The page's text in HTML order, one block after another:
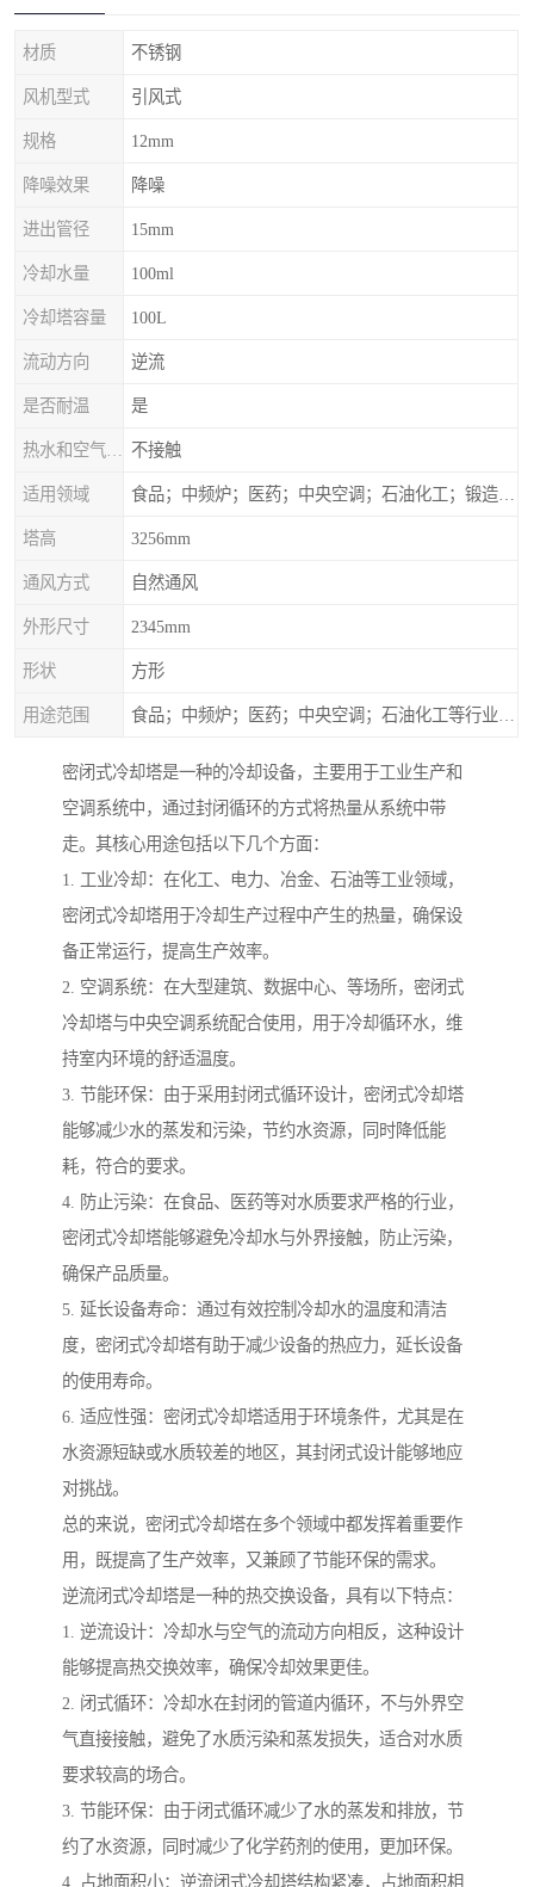
材质 不锈钢
风机型式 引风式
规格 12mm
降噪效果 降噪
进出管径 15mm
冷却水量 100ml
冷却塔容量 100L
流动方向 逆流
是否耐温 是
不接触
适用领域
塔高 3256mm
通风方式 自然通风
外形尺寸 2345mm
形状 方形
用途范围
密闭式冷却塔是一种的冷却设备，主要用于工业生产和
空调系统中，通过封闭循环的方式将热量从系统中带
走。其核心用途包括以下几个方面：
1. 工业冷却：在化工、电力、冶金、石油等工业领域，
密闭式冷却塔用于冷却生产过程中产生的热量，确保设
备正常运行，提高生产效率。
2. 空调系统：在大型建筑、数据中心、等场所，密闭式
冷却塔与中央空调系统配合使用，用于冷却循环水，维
持室内环境的舒适温度。
3. 节能环保：由于采用封闭式循环设计，密闭式冷却塔
能够减少水的蒸发和污染，节约水资源，同时降低能
耗，符合的要求。
4. 防止污染：在食品、医药等对水质要求严格的行业，
密闭式冷却塔能够避免冷却水与外界接触，防止污染，
确保产品质量。
5. 延长设备寿命：通过有效控制冷却水的温度和清洁
度，密闭式冷却塔有助于减少设备的热应力，延长设备
的使用寿命。
6. 适应性强：密闭式冷却塔适用于环境条件，尤其是在
水资源短缺或水质较差的地区，其封闭式设计能够地应
对挑战。
总的来说，密闭式冷却塔在多个领域中都发挥着重要作
用，既提高了生产效率，又兼顾了节能环保的需求。
逆流闭式冷却塔是一种的热交换设备，具有以下特点：
1. 逆流设计：冷却水与空气的流动方向相反，这种设计
能够提高热交换效率，确保冷却效果更佳。
2. 闭式循环：冷却水在封闭的管道内循环，不与外界空
气直接接触，避免了水质污染和蒸发损失，适合对水质
要求较高的场合。
3. 节能环保：由于闭式循环减少了水的蒸发和排放，节
约了水资源，同时减少了化学药剂的使用，更加环保。
4. 占地面积小：逆流闭式冷却塔结构紧凑，占地面积相